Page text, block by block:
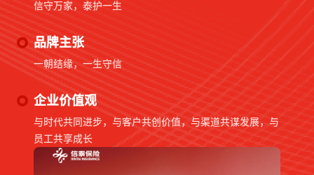
信守万家，泰护一生
品牌主张
一朝结缘，一生守信
企业价值观
与时代共同进步，与客户共创价值，与渠道共谋发展，与
员工共享成长